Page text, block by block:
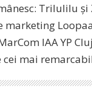
Trilulilu și
marketing
IAA YP
mai